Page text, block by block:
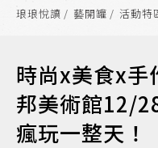
琅琅悅讀 藝開罐 活動特
時尚x美食x手
邦美術館12/
瘋玩一整天！